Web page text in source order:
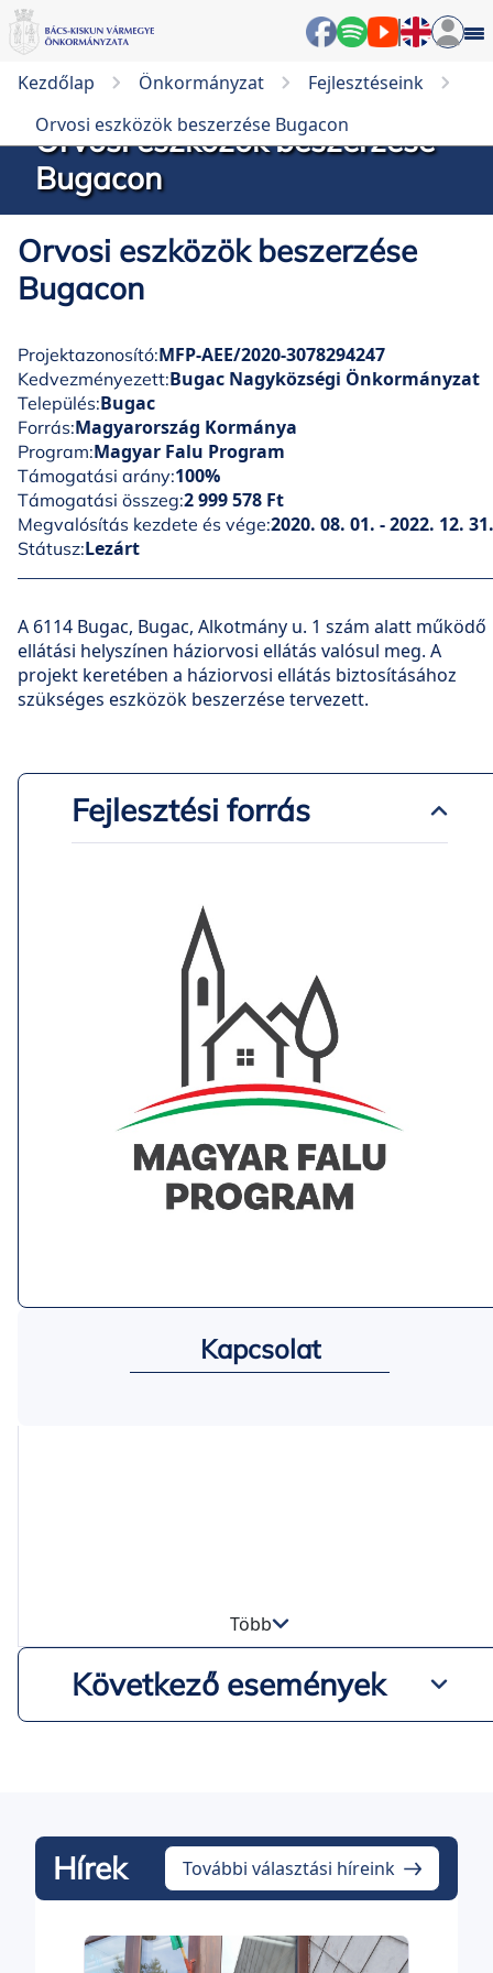
Kezdőlap Önkormányzat
Fejlesztéseink
Orvosi eszközök beszerzése Bugacon
Orvosi eszközök beszerzése
Bugacon
Orvosi eszközök beszerzése
Bugacon
Projektazonosító:MFP-AEE/2020-3078294247
Kedvezményezett:Bugac Nagyközségi Önkormányzat
Település:Bugac
Forrás:Magyarország Kormánya
Program:Magyar Falu Program
Támogatási arány:100%
Támogatási összeg:2 999 578 Ft
Megvalósítás kezdete és vége:2020. 08. 01. - 2022. 12. 31.
Státusz:Lezárt
A 6114 Bugac, Bugac, Alkotmány u. 1 szám alatt működő
ellátási helyszínen háziorvosi ellátás valósul meg. A
projekt keretében a háziorvosi ellátás biztosításához
szükséges eszközök beszerzése tervezett.
Fejlesztési forrás
Kapcsolat
Több
Következő események
Hírek További választási híreink